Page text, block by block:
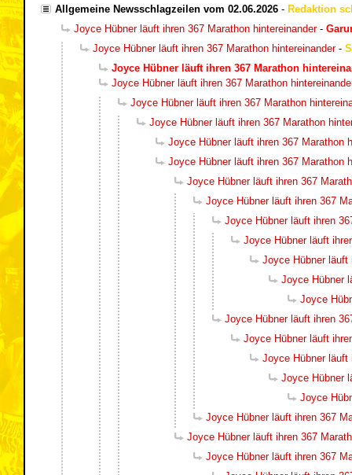
Allgemeine Newsschlagzeilen vom 02.06.2026 - Redaktion
Joyce Hübner läuft ihren 367 Marathon hintereinander-
Joyce Hübner läuft ihren 367 Marathon hintereinander-
Joyce Hübner läuft ihren 367 Marathon
Joyce Hübner läuft ihren 367 Marathon
Joyce Hübner läuft ihren 367 Marathon
Joyce Hübner läuft ihren 367 Marathon
Joyce Hübner läuft ihren 367 Marathon
Joyce Hübner läuft ihren 367 Marathon
Joyce Hübner läuft ihren 367
Joyce Hübner läuft ihren 367
Joyce Hübner läuft ihren
Joyce Hübner läuft
Joyce Hübner läuft
Joyce Hübner
Joyce
Joyce Hübner läuft ihren
Joyce Hübner läuft
Joyce Hübner läuft
Joyce Hübner
Joyce
Joyce Hübner läuft ihren 367
Joyce Hübner läuft ihren 367
Joyce Hübner läuft ihren 367